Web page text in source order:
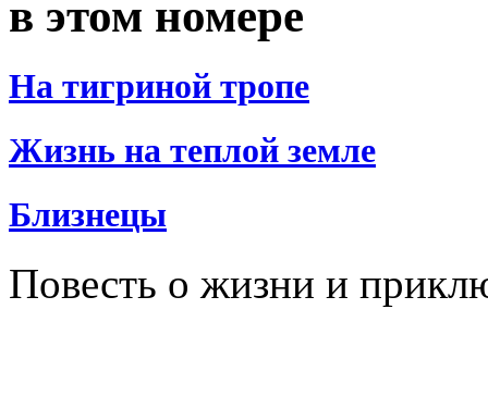
в этом номере
На тигриной тропе
Жизнь на теплой земле
Близнецы
Повесть о жизни и